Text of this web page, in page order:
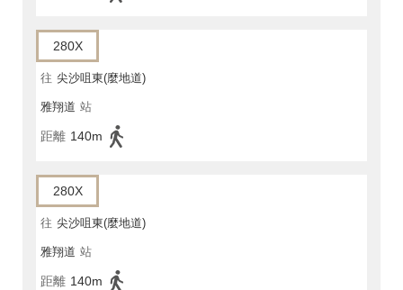
280X
往 尖沙咀東(麼地道)
雅翔道 站
距離 140m
280X
往 尖沙咀東(麼地道)
雅翔道 站
距離 140m